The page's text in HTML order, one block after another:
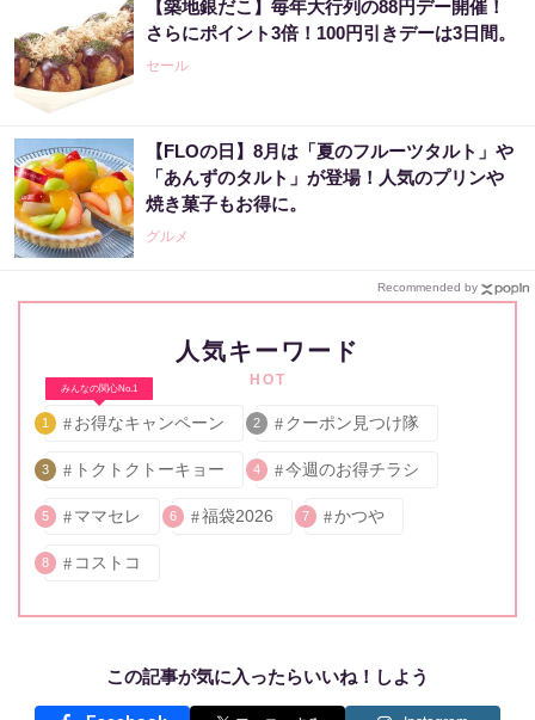
【築地銀だこ】毎年大行列の88円デー開催！
さらにポイント3倍！100円引きデーは3日間。
セール
【FLOの日】8月は「夏のフルーツタルト」や
「あんずのタルト」が登場！人気のプリンや
焼き菓子もお得に。
グルメ
Recommended by
人気キーワード
HOT
みんなの関心No.1
1 お得なキャンペーン 2 クーポン見つけ隊
3 トクトクトーキョー 4 今週のお得チラシ
5 ママセレ 6 福袋2026 7 かつや
8 コストコ
この記事が気に入ったらいいね！しよう